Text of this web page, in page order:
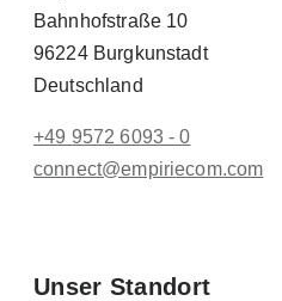
Bahnhofstraße 10
96224 Burgkunstadt
Deutschland
+49 9572 6093 - 0
connect@empiriecom.com
Unser Standort